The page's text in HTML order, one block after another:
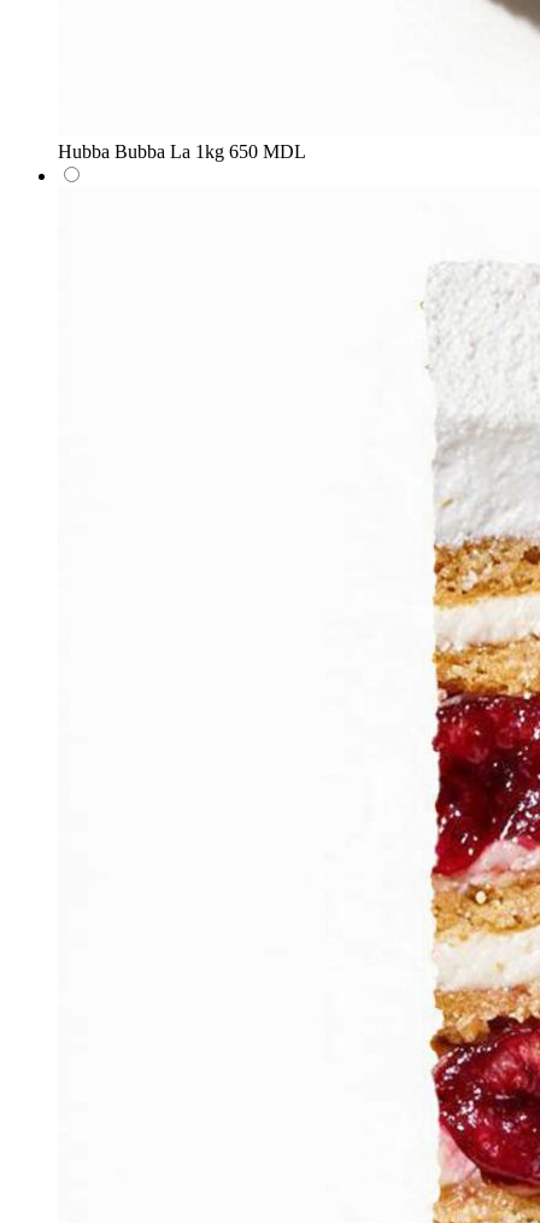
Hubba Bubba La 1kg 650 MDL